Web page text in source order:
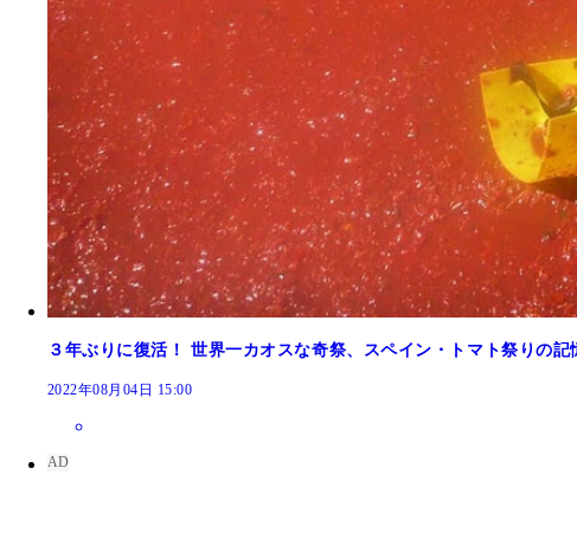
３年ぶりに復活！ 世界一カオスな奇祭、スペイン・トマト祭りの
2022年08月04日 15:00